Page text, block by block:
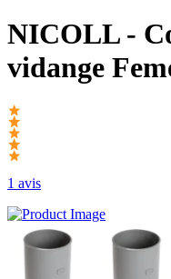
NICOLL-
vidange
1 avis